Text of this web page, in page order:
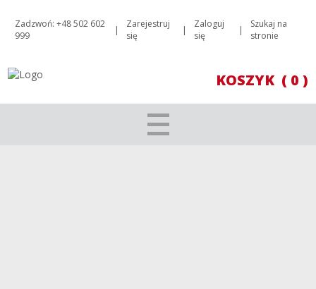
Zadzwoń: +48 502 602
999
|
Zarejestruj
się
|
Zaloguj
się
|
Szukaj na
stronie
KOSZYK ( 0 )